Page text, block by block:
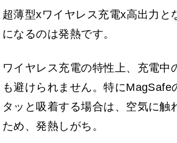
超薄型xワイヤレス充電x高出力と
になるのは発熱です。
ワイヤレス充電の特性上、充電中
も避けられません。特にMagSafe
タッと吸着する場合は、空気に触
ため、発熱しがち。